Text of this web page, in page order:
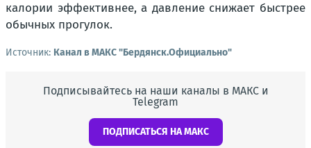
калории эффективнее, а давление снижает быстрее
обычных прогулок.
Источник: Канал в МАКС "Бердянск.Официально"
Подписывайтесь на наши каналы в МАКС и
Telegram
ПОДПИСАТЬСЯ НА МАКС